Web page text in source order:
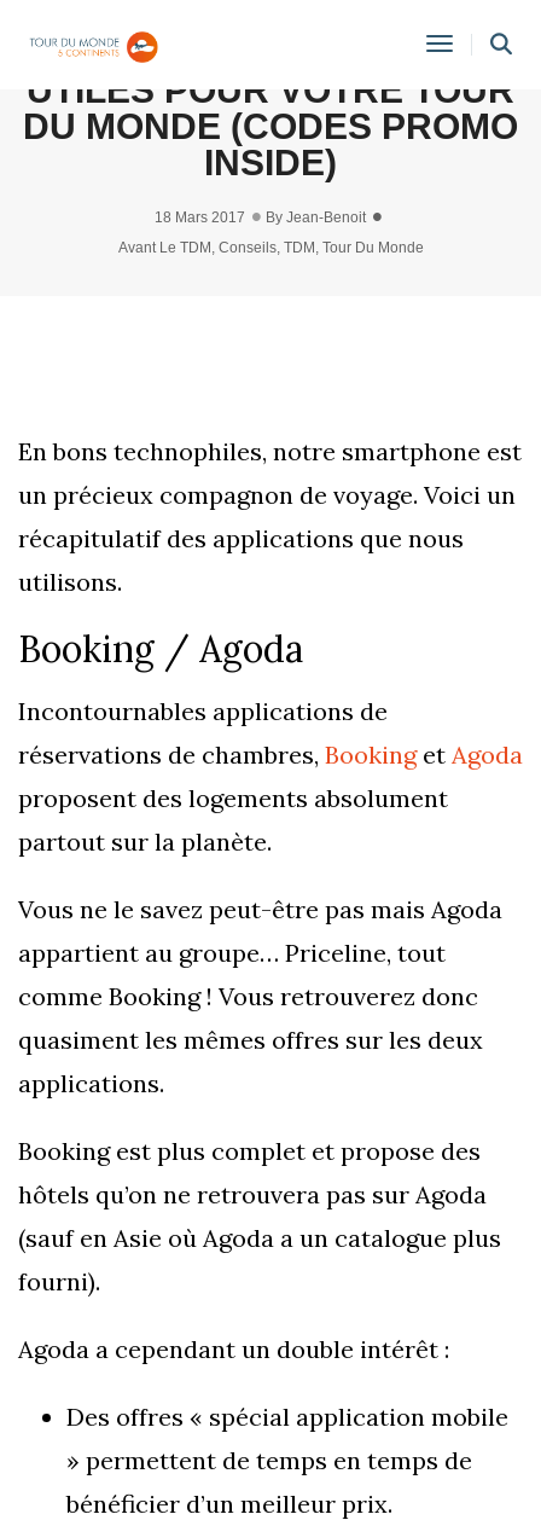
Toggle
LES 16 APPLICATIONS
UTILES POUR VOTRE TOUR
DU MONDE (CODES PROMO
INSIDE)
18 Mars 2017 By Jean-Benoit
Avant Le TDM , Conseils, TDM , Tour Du Monde
En bons technophiles, notre smartphone est
un précieux compagnon de voyage. Voici un
récapitulatif des applications que nous
utilisons.
Booking / Agoda
Incontournables applications de
réservations de chambres, Bookinget Agoda
proposent des logements absolument
partout sur la planète.
Vous ne le savez peut-être pas mais Agoda
appartient au groupe… Priceline, tout
comme Booking ! Vous retrouverez donc
quasiment les mêmes offres sur les deux
applications.
Booking est plus complet et propose des
hôtels qu’on ne retrouvera pas sur Agoda
(sauf en Asie où Agoda a un catalogue plus
fourni).
Agoda a cependant un double intérêt :
Des offres « spécial application mobile
» permettent de temps en temps de
bénéficier d’un meilleur prix.